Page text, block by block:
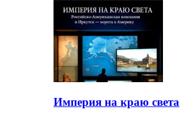
Империя на краю света